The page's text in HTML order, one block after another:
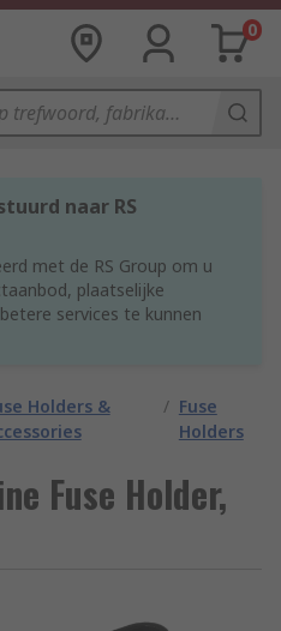
0
naar RS
met de RS Group om u
plaatselijke
services te kunnen
Holders &
/ Fuse
Holders
Fuse Holder,